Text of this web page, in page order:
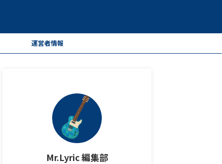
運営者情報
Mr.Lyric 編集部